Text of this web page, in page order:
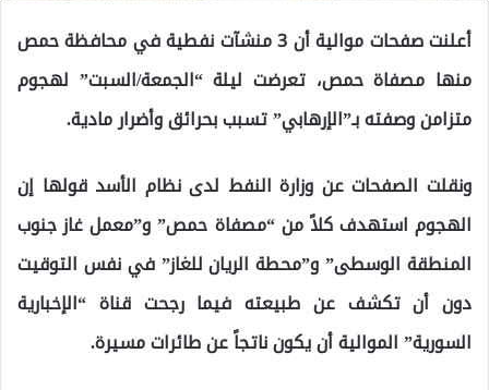
أعلنت صفحات موالية أن 3 منشآت نفطية في محافظة حمص
منها مصفاة حمص، تعرضت ليلة “الجمعة/السبت” لهجوم
متزامن وصفته بـ”الإرهابي” تسبب بحرائق وأضرار مادية.
ونقلت الصفحات عن وزارة النفط لدى نظام الأسد قولها إن
الهجوم استهدف كلاً من “مصفاة حمص” و”معمل غاز جنوب
المنطقة الوسطى” و”محطة الريان للغاز” في نفس التوقيت
دون أن تكشف عن طبيعته فيما رجحت قناة “الإخبارية
السورية” الموالية أن يكون ناتجاً عن طائرات مسيرة.